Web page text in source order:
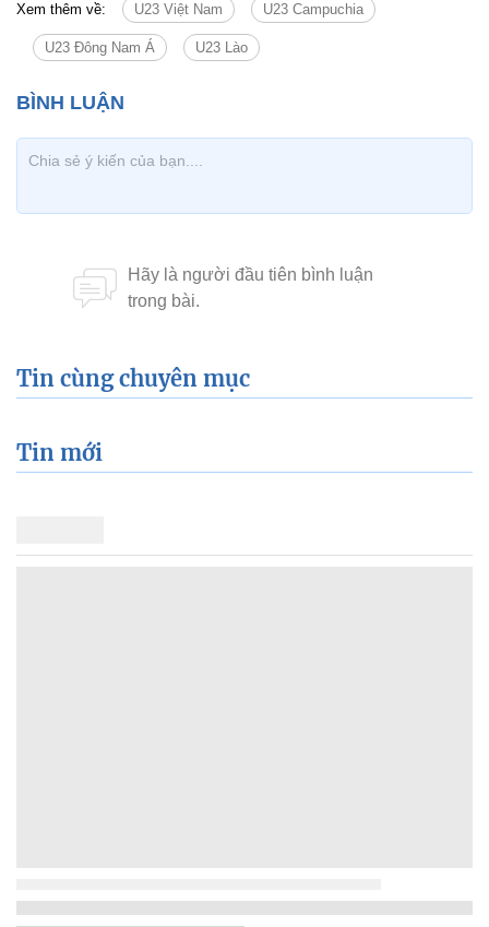
Xem thêm về: U23 Việt Nam U23 Campuchia
U23 Đông Nam Á U23 Lào
Tin cùng chuyên mục
Tin mới